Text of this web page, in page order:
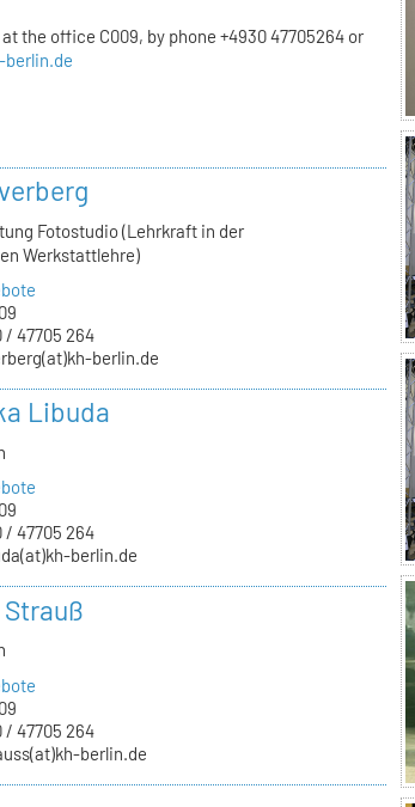
the office C009, by phone +4930 47705264 or
Fotostudio (Lehrkraft in der
Werkstattlehre)
/ 47705 264
berlin.de
Libuda
/ 47705 264
berlin.de
/ 47705 264
berlin.de